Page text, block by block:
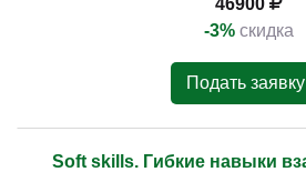
46900
-3% скидка
Подать заявку
Soft skills. Гибкие навыки